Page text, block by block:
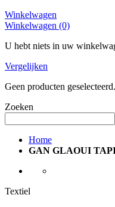
Winkelwagen
Winkelwagen (0)
U hebt niets in uw
Vergelijken
Geen producten geselecteerd.
Zoeken
Home
GAN GLAOUI
Textiel